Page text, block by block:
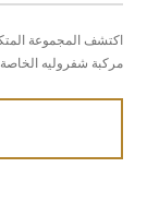
اكتشف المجموعة
مركبة شفروليه الخاصة